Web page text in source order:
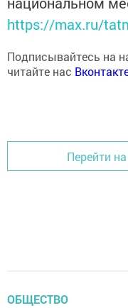
https://max.ru/
Подписывайтесь на
читайте нас
Перейти
ОБЩЕСТВО